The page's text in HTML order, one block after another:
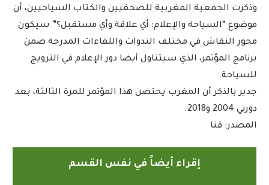
وذكرت الجمعية المغربية للصحفيين والكتاب السياحيين، أن
موضوع “السياحة والإعلام: أي علاقة وأي مستقبل؟” سيكون
محور النقاش في مختلف الندوات واللقاءات المدرجة ضمن
برنامج المؤتمر، الذي سيتناول أيضا دور الإعلام في الترويج
للسياحة.
جدير بالذكر أن المغرب يحتضن هذا المؤتمر للمرة الثالثة، بعد
دورتي 2004 و2018.
المصدر: قنا
إقراء أيضاً في نفس القسم